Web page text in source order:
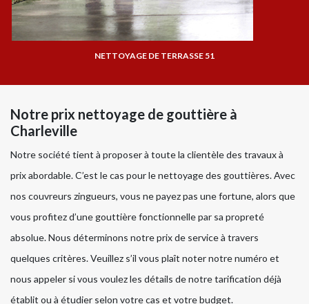
NETTOYAGE DE TERRASSE 51
Notre prix nettoyage de gouttière à
Charleville
Notre société tient à proposer à toute la clientèle des travaux à
prix abordable. C’est le cas pour le nettoyage des gouttières. Avec
nos couvreurs zingueurs, vous ne payez pas une fortune, alors que
vous profitez d’une gouttière fonctionnelle par sa propreté
absolue. Nous déterminons notre prix de service à travers
quelques critères. Veuillez s’il vous plaît noter notre numéro et
nous appeler si vous voulez les détails de notre tarification déjà
établit ou à étudier selon votre cas et votre budget.